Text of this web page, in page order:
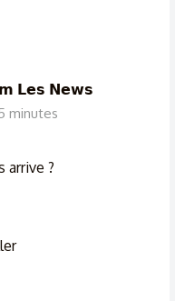
𝗟𝗲𝘀 𝗡𝗲𝘄𝘀
minutes
arrive ?